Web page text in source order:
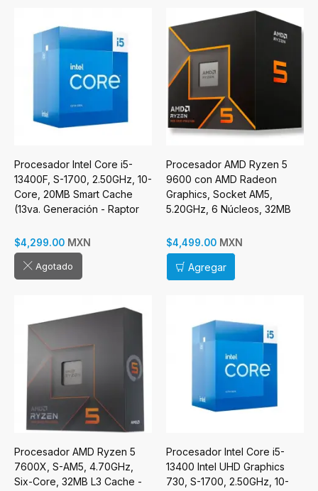
Procesador Intel Core i5-
13400F, S-1700, 2.50GHz, 10-
Core, 20MB Smart Cache
(13va. Generación - Raptor
$4,299.00 MXN
Agotado
Procesador AMD Ryzen 5
9600 con AMD Radeon
Graphics, Socket AM5,
5.20GHz, 6 Núcleos, 32MB
$4,499.00 MXN
Agregar
Procesador AMD Ryzen 5
7600X, S-AM5, 4.70GHz,
Six-Core, 32MB L3 Cache -
Procesador Intel Core i5-
13400 Intel UHD Graphics
730, S-1700, 2.50GHz, 10-